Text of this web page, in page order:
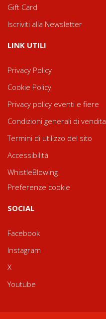
Gift Card
Iscriviti alla Newsletter
LINK UTILI
Privacy Policy
Cookie Policy
Privacy policy eventi e fiere
Condizioni generali di vendita
Termini di utilizzo del sito
Accessibilità
WhistleBlowing
Preferenze cookie
SOCIAL
Facebook
Instagram
X
Youtube